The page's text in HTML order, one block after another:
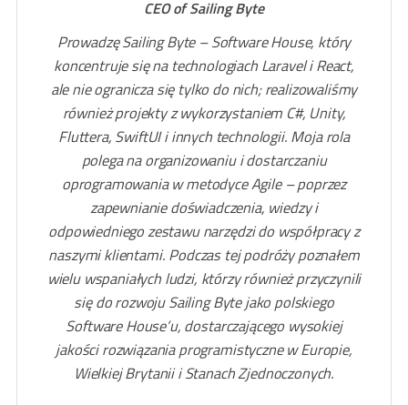
CEO of Sailing Byte
Prowadzę Sailing Byte – Software House, który
koncentruje się na technologiach Laravel i React,
ale nie ogranicza się tylko do nich; realizowaliśmy
również projekty z wykorzystaniem C#, Unity,
Fluttera, SwiftUI i innych technologii. Moja rola
polega na organizowaniu i dostarczaniu
oprogramowania w metodyce Agile – poprzez
zapewnianie doświadczenia, wiedzy i
odpowiedniego zestawu narzędzi do współpracy z
naszymi klientami. Podczas tej podróży poznałem
wielu wspaniałych ludzi, którzy również przyczynili
się do rozwoju Sailing Byte jako polskiego
Software House’u, dostarczającego wysokiej
jakości rozwiązania programistyczne w Europie,
Wielkiej Brytanii i Stanach Zjednoczonych.